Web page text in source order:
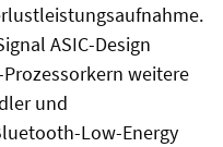
ASIC-Design
weitere
und
Low-Energy